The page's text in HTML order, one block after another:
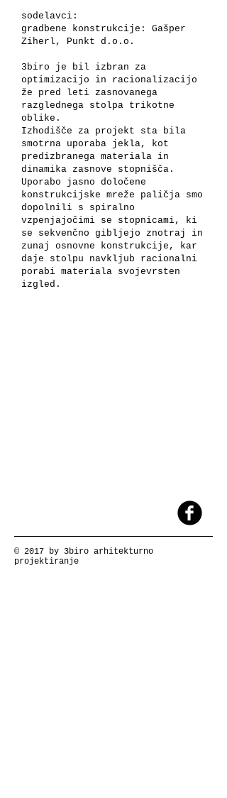
sodelavci:
gradbene konstrukcije: Gašper
Ziherl, Punkt d.o.o.
3biro je bil izbran za
optimizacijo in racionalizacijo
že pred leti zasnovanega
razglednega stolpa trikotne
oblike.
Izhodišče za projekt sta bila
smotrna uporaba jekla, kot
predizbranega materiala in
dinamika zasnove stopnišča.
Uporabo jasno določene
konstrukcijske mreže paličja smo
dopolnili s spiralno
vzpenjajočimi se stopnicami, ki
se sekvenčno gibljejo znotraj in
zunaj osnovne konstrukcije, kar
daje stolpu navkljub racionalni
porabi materiala svojevrsten
izgled.
© 2017 by 3biro arhitekturno
projektiranje